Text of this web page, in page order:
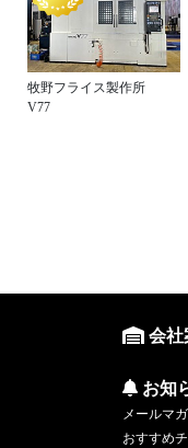
牧野フライス製作所
V77
会社
お知
メールマ
おすすめ